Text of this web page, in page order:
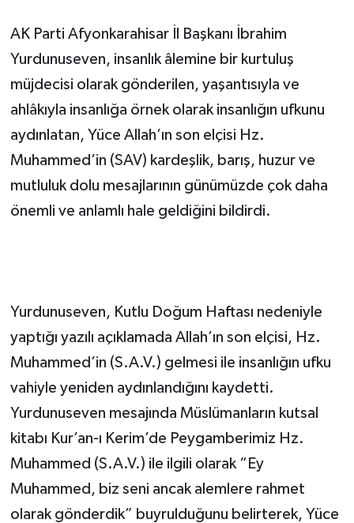
AK Parti Afyonkarahisar İl Başkanı İbrahim
Yurdunuseven, insanlık âlemine bir kurtuluş
müjdecisi olarak gönderilen, yaşantısıyla ve
ahlâkıyla insanlığa örnek olarak insanlığın ufkunu
aydınlatan, Yüce Allah’ın son elçisi Hz.
Muhammed’in (SAV) kardeşlik, barış, huzur ve
mutluluk dolu mesajlarının günümüzde çok daha
önemli ve anlamlı hale geldiğini bildirdi.
Yurdunuseven, Kutlu Doğum Haftası nedeniyle
yaptığı yazılı açıklamada Allah’ın son elçisi, Hz.
Muhammed’in (S.A.V.) gelmesi ile insanlığın ufku
vahiyle yeniden aydınlandığını kaydetti.
Yurdunuseven mesajında Müslümanların kutsal
kitabı Kur’an-ı Kerim’de Peygamberimiz Hz.
Muhammed (S.A.V.) ile ilgili olarak “Ey
Muhammed, biz seni ancak alemlere rahmet
olarak gönderdik” buyrulduğunu belirterek, Yüce